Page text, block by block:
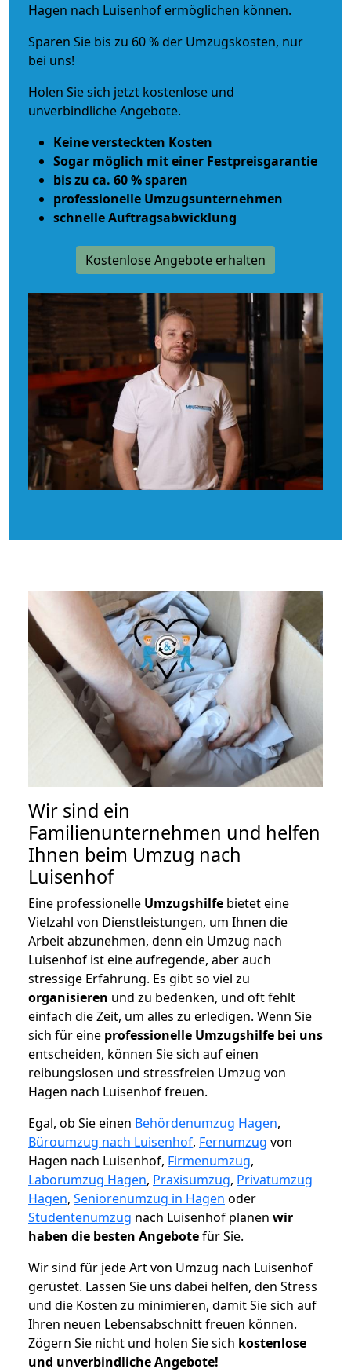
Hagen nach Luisenhof ermöglichen können.
Sparen Sie bis zu 60 % der Umzugskosten, nur
bei uns!
Holen Sie sich jetzt kostenlose und
unverbindliche Angebote.
Keine versteckten Kosten
Sogar möglich mit einer Festpreisgarantie
bis zu ca. 60 % sparen
professionelle Umzugsunternehmen
schnelle Auftragsabwicklung
Kostenlose Angebote erhalten
Wir sind ein
Familienunternehmen und helfen
Ihnen beim Umzug nach
Luisenhof
Eine professionelle Umzugshilfe bietet eine
Vielzahl von Dienstleistungen, um Ihnen die
Arbeit abzunehmen, denn ein Umzug nach
Luisenhof ist eine aufregende, aber auch
stressige Erfahrung. Es gibt so viel zu
organisieren und zu bedenken, und oft fehlt
einfach die Zeit, um alles zu erledigen. Wenn Sie
sich für eine professionelle Umzugshilfe bei uns
entscheiden, können Sie sich auf einen
reibungslosen und stressfreien Umzug von
Hagen nach Luisenhof freuen.
Egal, ob Sie einen Behördenumzug Hagen,
Büroumzug nach Luisenhof, Fernumzug von
Hagen nach Luisenhof, Firmenumzug,
Laborumzug Hagen, Praxisumzug, Privatumzug
Hagen, Seniorenumzug in Hagen oder
Studentenumzug nach Luisenhof planen wir
haben die besten Angebotefür Sie.
Wir sind für jede Art von Umzug nach Luisenhof
gerüstet. Lassen Sie uns dabei helfen, den Stress
und die Kosten zu minimieren, damit Sie sich auf
Ihren neuen Lebensabschnitt freuen können.
Zögern Sie nicht und holen Sie sich kostenlose
und unverbindliche Angebote!